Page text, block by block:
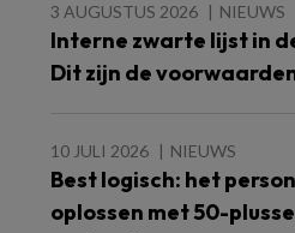
3 AUGUSTUS 2026 NIEUWS
Interne zwarte lijst in
Dit zijn de
10 JULI 2026 NIEUWS
Best logisch: het
oplossen met 50-